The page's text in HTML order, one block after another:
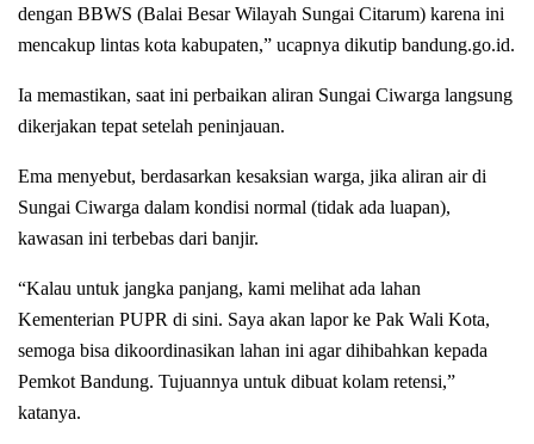
dengan BBWS (Balai Besar Wilayah Sungai Citarum) karena ini
mencakup lintas kota kabupaten,” ucapnya dikutip bandung.go.id.
Ia memastikan, saat ini perbaikan aliran Sungai Ciwarga langsung
dikerjakan tepat setelah peninjauan.
Ema menyebut, berdasarkan kesaksian warga, jika aliran air di
Sungai Ciwarga dalam kondisi normal (tidak ada luapan),
kawasan ini terbebas dari banjir.
“Kalau untuk jangka panjang, kami melihat ada lahan
Kementerian PUPR di sini. Saya akan lapor ke Pak Wali Kota,
semoga bisa dikoordinasikan lahan ini agar dihibahkan kepada
Pemkot Bandung. Tujuannya untuk dibuat kolam retensi,”
katanya.